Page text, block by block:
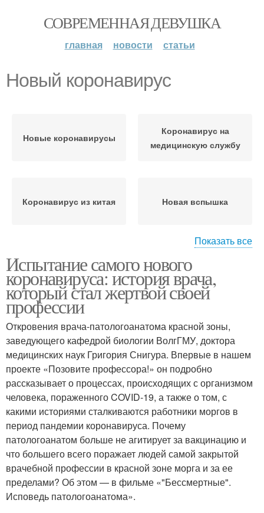
СОВРЕМЕННАЯ ДЕВУШКА
главная новости статьи
Новый коронавирус
Новые коронавирусы
Коронавирус на
медицинскую службу
Коронавирус из китая Новая вспышка
Новый вирус Коронавирус в китае
Новый год
Коронавирус без
температуры
Китайский коронавирус
Смертоносный
коронавирус
Поколения от
коронавируса
Смерти от
коронавируса
Показать все
Испытание самого нового
коронавируса: история врача,
который стал жертвой своей
профессии
Откровения врача-патологоанатома красной зоны,
заведующего кафедрой биологии ВолгГМУ, доктора
медицинских наук Григория Снигура. Впервые в нашем
проекте «Позовите профессора!» он подробно
рассказывает о процессах, происходящих с организмом
человека, пораженного COVID-19, а также о том, с
какими историями сталкиваются работники моргов в
период пандемии коронавируса. Почему
патологоанатом больше не агитирует за вакцинацию и
что большего всего поражает людей самой закрытой
врачебной профессии в красной зоне морга и за ее
пределами? Об этом — в фильме «"Бессмертные".
Исповедь патологоанатома».